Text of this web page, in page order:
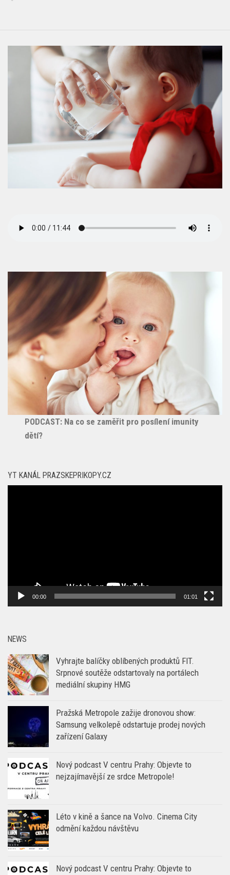
PODCAST: Na co se zaměřit pro posílení imunity
dětí?
YT KANÁL PRAZSKEPRIKOPY.CZ
00:00 01:01
NEWS
Vyhrajte balíčky oblíbených produktů FIT.
Srpnové soutěže odstartovaly na portálech
mediální skupiny HMG
Pražská Metropole zažije dronovou show:
Samsung velkolepě odstartuje prodej nových
zařízení Galaxy
Nový podcast V centru Prahy: Objevte to
nejzajímavější ze srdce Metropole!
Léto v kině a šance na Volvo. Cinema City
odmění každou návštěvu
Nový podcast V centru Prahy: Objevte to